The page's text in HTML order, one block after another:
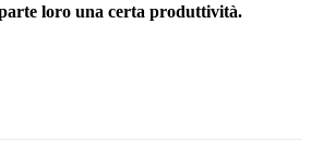
loro una certa produttività.